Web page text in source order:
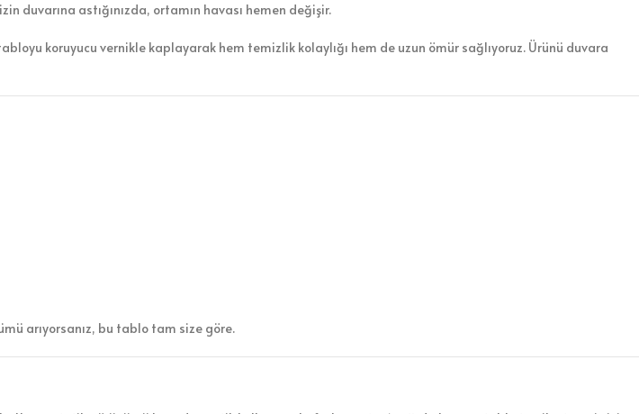
duvarına astığınızda, ortamın havası hemen değişir.
koruyucu vernikle kaplayarak hem temizlik kolaylığı hem de uzun ömür sağlıyoruz. Ürünü duvara
arıyorsanız, bu tablo tam size göre.